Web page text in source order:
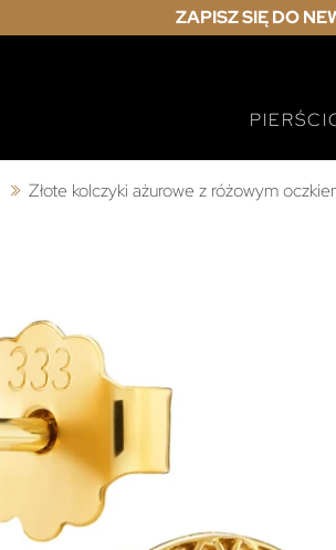
ZAPISZ SIĘ DO
Złote kolczyki ażurowe z różowym